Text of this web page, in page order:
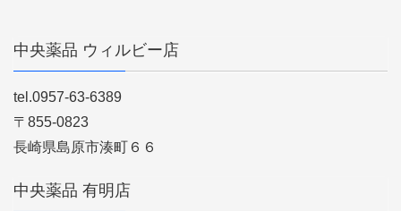
中央薬品 ウィルビー店
tel.0957-63-6389
〒855-0823
長崎県島原市湊町６６
中央薬品 有明店